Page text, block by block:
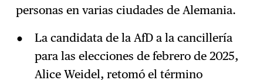
personas en varias ciudades de Alemania.
La candidata de la AfD a la cancillería
para las elecciones de febrero de 2025,
Alice Weidel, retomó el término